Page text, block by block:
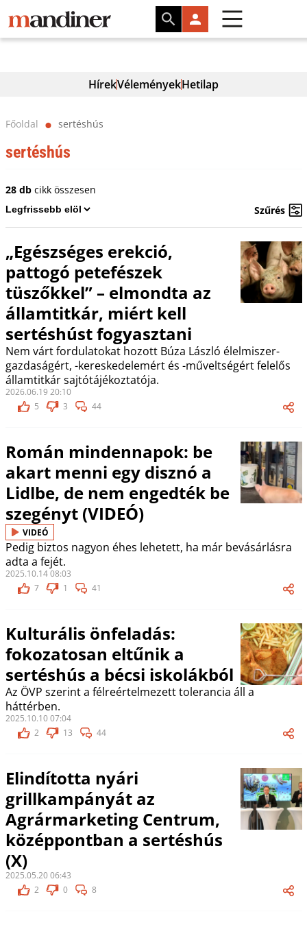
HírekVéleményekHetilap
Főoldal ⬤ sertéshús
sertéshús
28 dbcikk összesen
Szűrés
„Egészséges erekció,
pattogó petefészek
tüszőkkel” – elmondta az
államtitkár, miért kell
sertéshúst fogyasztani
Nem várt fordulatokat hozott Búza László élelmiszer-
gazdaságért, -kereskedelemért és -műveltségért felelős
államtitkár sajtótájékoztatója.
2026.06.19 20:10
5
3 44
Román mindennapok: be
akart menni egy disznó a
Lidlbe, de nem engedték be
szegényt (VIDEÓ)
VIDEÓ
Pedig biztos nagyon éhes lehetett, ha már bevásárlásra
adta a fejét.
2025.10.14 08:03
7
1 41
Kulturális önfeladás:
fokozatosan eltűnik a
sertéshús a bécsi iskolákból
Az ÖVP szerint a félreértelmezett tolerancia áll a
háttérben.
2025.10.10 07:04
2
13 44
Elindította nyári
grillkampányát az
Agrármarketing Centrum,
középpontban a sertéshús
(X)
2025.05.20 06:43
2
0 8